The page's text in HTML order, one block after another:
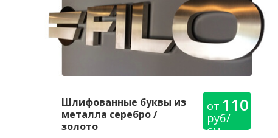
Шлифованные буквы из
металла серебро /
золото
от
руб/
см
110